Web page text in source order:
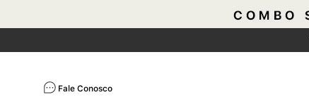
Fale Conosco